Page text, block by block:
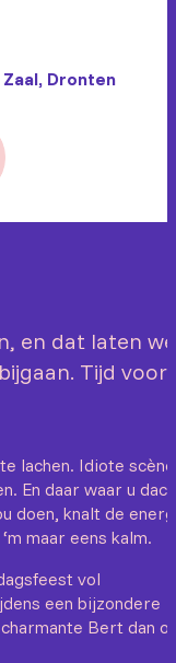
Dronten
en dat laten we
Tijd voor
lachen. Idiote
En daar waar u
doen, knalt de
maar eens kalm.
vol
een bijzondere
Bert dan